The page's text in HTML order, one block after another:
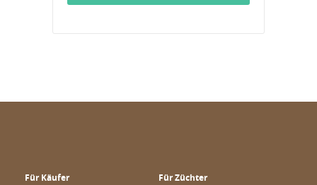
Für Käufer Für Züchter